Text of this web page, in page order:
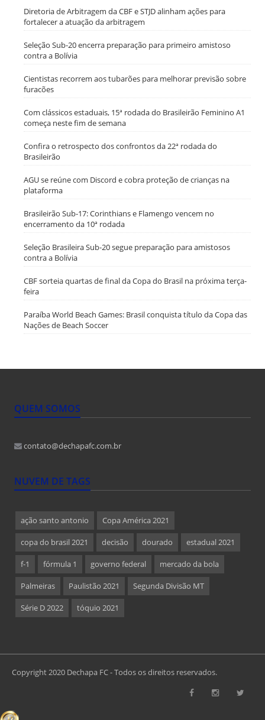
Diretoria de Arbitragem da CBF e STJD alinham ações para
fortalecer a atuação da arbitragem
Seleção Sub-20 encerra preparação para primeiro amistoso
contra a Bolívia
Cientistas recorrem aos tubarões para melhorar previsão sobre
furacões
Com clássicos estaduais, 15ª rodada do Brasileirão Feminino A1
começa neste fim de semana
Confira o retrospecto dos confrontos da 22ª rodada do
Brasileirão
AGU se reúne com Discord e cobra proteção de crianças na
plataforma
Brasileirão Sub-17: Corinthians e Flamengo vencem no
encerramento da 10ª rodada
Seleção Brasileira Sub-20 segue preparação para amistosos
contra a Bolívia
CBF sorteia quartas de final da Copa do Brasil na próxima terça-
feira
Paraíba World Beach Games: Brasil conquista título da Copa das
Nações de Beach Soccer
QUEM SOMOS
contato@dechapafc.com.br
NUVEM DE TAGS
ação santo antonio Copa América 2021
copa do brasil 2021 decisão dourado estadual 2021
f-1 fórmula 1 governo federal mercado da bola
Palmeiras Paulistão 2021 Segunda Divisão MT
Série D 2022 tóquio 2021
Copyright 2020 Dechapa FC - Todos os direitos reservados.